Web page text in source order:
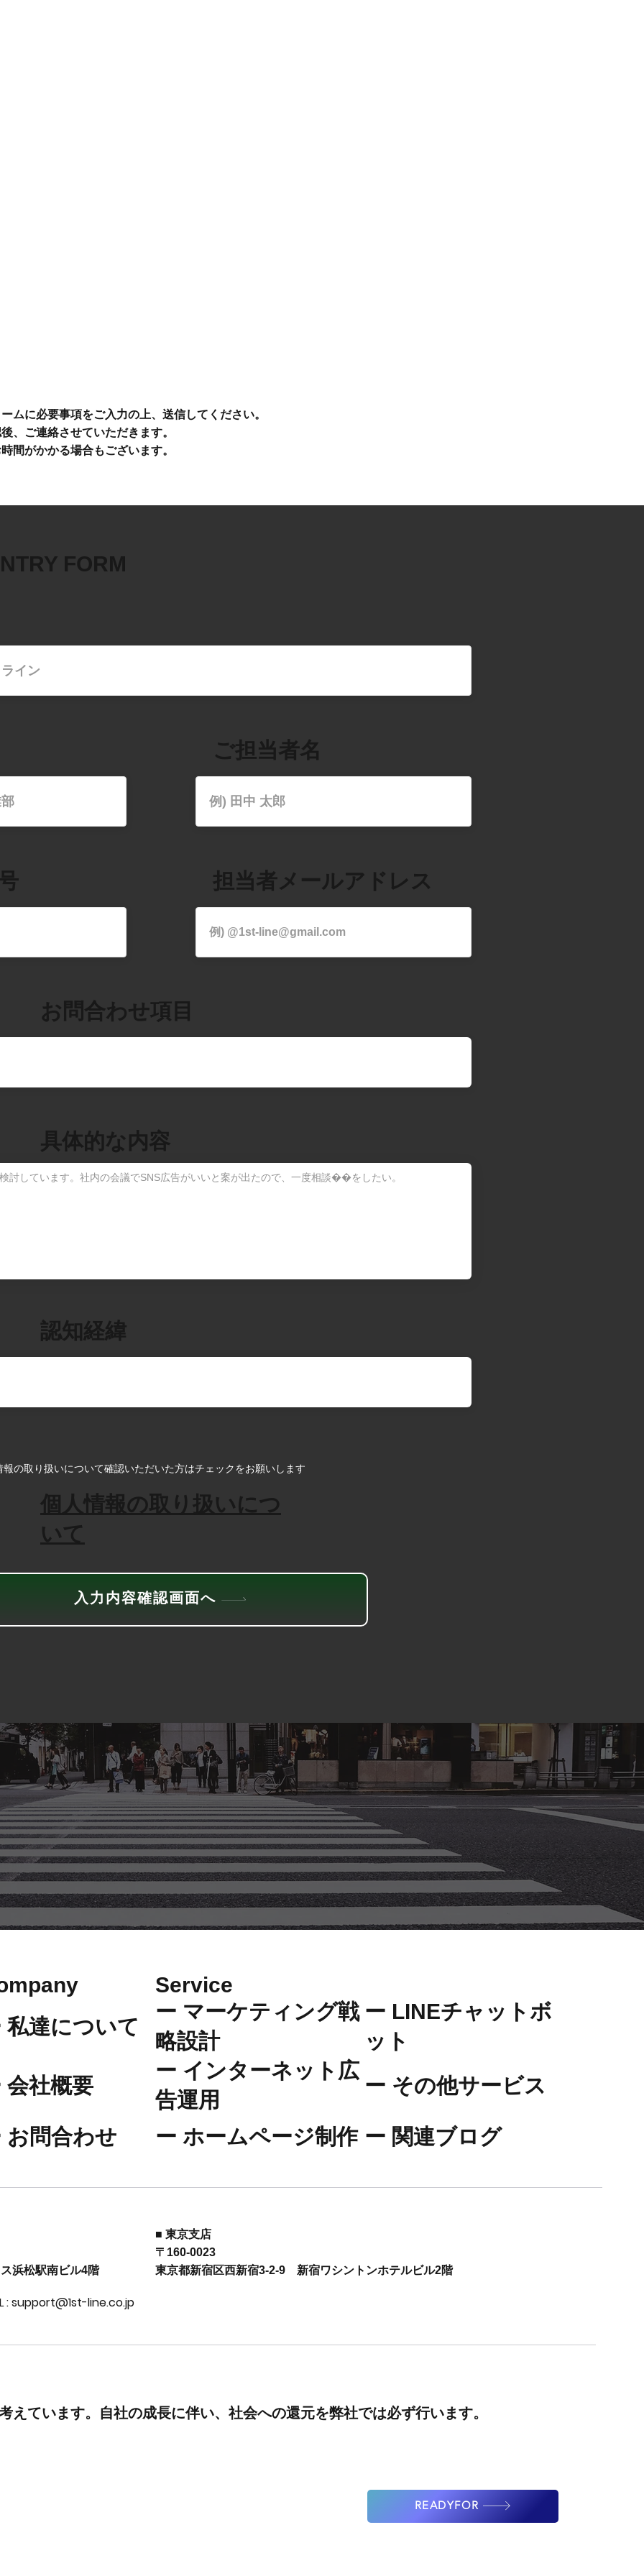
FORM
ご​担当者名
​担当者メールアドレス
​お問合わせ項目
​具体的な内容
​認知経緯
入力内容確認画面へ
報の取り扱いについて確認いただいた方はチェックをお願いします
個人情報の取り扱いにつ
いて
ムに必要事項をご入力の上、送信してください。
、ご連絡させていただきます。
間がかかる場合もございます。
READYFOR
ています。自社の成長に伴い、社会への還元を弊社では必ず行います。
浜松駅南ビル4階
■ 東京支店
〒160-0023 ​​
東京都新宿区西新宿3-2-9 新宿ワシントンホテルビル2階
私達について
会社概要
お問合わせ
​Service
​ー ホームページ制作
ー ​インターネット広
告運用
ー ​マーケティング戦
略設計
​ー LINEチャットボ
ット
​ー その他サービス
: support@1st-line.co.jp
ー 関連ブログ